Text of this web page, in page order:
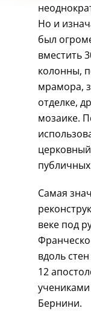
Но и
был
вместить
колонны,
мрамора,
отделке,
мозаике.
Самая
веке под
вдоль
12
Бернини.